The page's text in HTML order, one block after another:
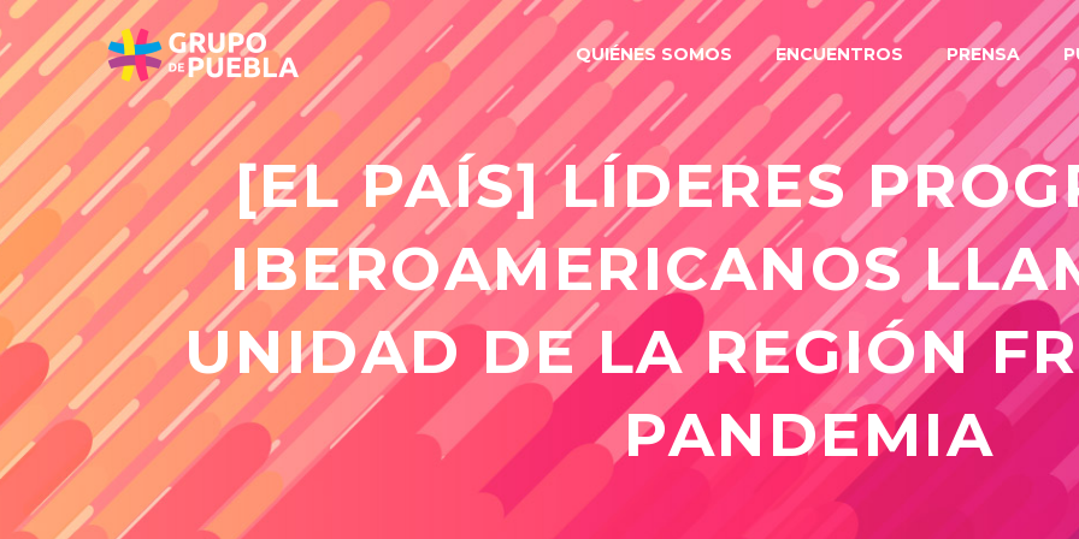
QUIÉNES SOMOS ENCUENTROS PRENSA
[EL PAÍS] LÍDERES
IBEROAMERICANOS
UNIDAD DE LA REGIÓN
PANDEMIA